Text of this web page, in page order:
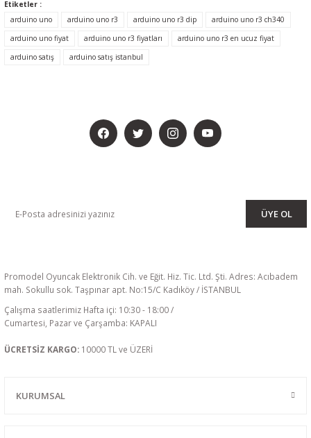
Etiketler :
arduino uno
arduino uno r3 arduino uno r3 dip
arduino uno r3 ch340
arduino uno fiyat
arduino uno r3 fiyatları
arduino uno r3 en ucuz fiyat
arduino satış
arduino satış istanbul
ÜYE OL
Promodel Oyuncak Elektronik Cih. ve Eğit. Hiz. Tic. Ltd. Şti. Adres: Acıbadem
mah. Sokullu sok. Taşpınar apt. No:15/C Kadıköy / İSTANBUL
Çalışma saatlerimiz Hafta içi: 10:30 - 18:00 /
Cumartesi, Pazar ve Çarşamba: KAPALI
ÜCRETSİZ KARGO: 10000 TL ve ÜZERİ
KURUMSAL